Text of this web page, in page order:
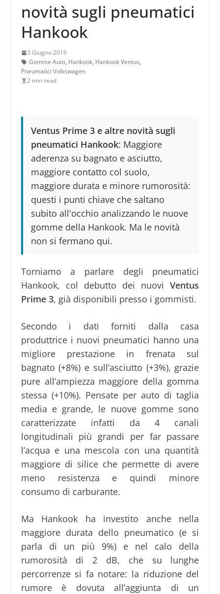
novità sugli pneumatici
Hankook
3 Giugno 2016
Gomme Auto, Hankook, Hankook Ventus,
Pneumatici Volkswagen
2 min read
Ventus Prime 3 e altre novità sugli
pneumatici Hankook: Maggiore
aderenza su bagnato e asciutto,
maggiore contatto col suolo,
maggiore durata e minore rumorosità:
questi i punti chiave che saltano
subito all'occhio analizzando le nuove
gomme della Hankook. Ma le novità
non si fermano qui.
Torniamo a parlare degli pneumatici
Hankook, col debutto dei nuoviVentus
Prime 3, già disponibili presso i gommisti.
Secondo i dati forniti dalla casa
produttrice i nuovi pneumatici hanno una
migliore prestazione in frenata sul
bagnato (+8%) e sull’asciutto (+3%), grazie
pure all’ampiezza maggiore della gomma
stessa (+10%). Pensate per auto di taglia
media e grande, le nuove gomme sono
caratterizzate infatti da 4 canali
longitudinali più grandi per far passare
l’acqua e una mescola con una quantità
maggiore di silice che permette di avere
meno resistenza e quindi minore
consumo di carburante.
Ma Hankook ha investito anche nella
maggiore durata dello pneumatico (e si
parla di un più 9%) e nel calo della
rumorosità di 2 dB, che su lunghe
percorrenze si fa notare: la riduzione del
rumore è dovuta all’aggiunta di un